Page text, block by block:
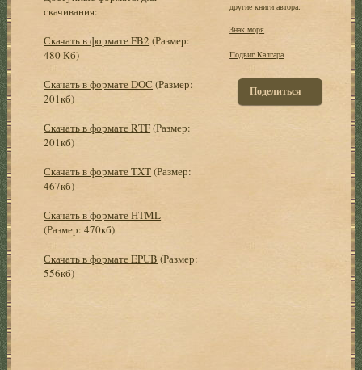
скачивания:
Скачать в формате FB2 (Размер:
480 Кб)
Скачать в формате DOC (Размер:
201кб)
Скачать в формате RTF(Размер:
201кб)
Скачать в формате TXT(Размер:
467кб)
Скачать в формате HTML
(Размер: 470кб)
Скачать в формате EPUB (Размер:
556кб)
другие книги автора:
Знак моря
Подвиг Калгара
Поделиться